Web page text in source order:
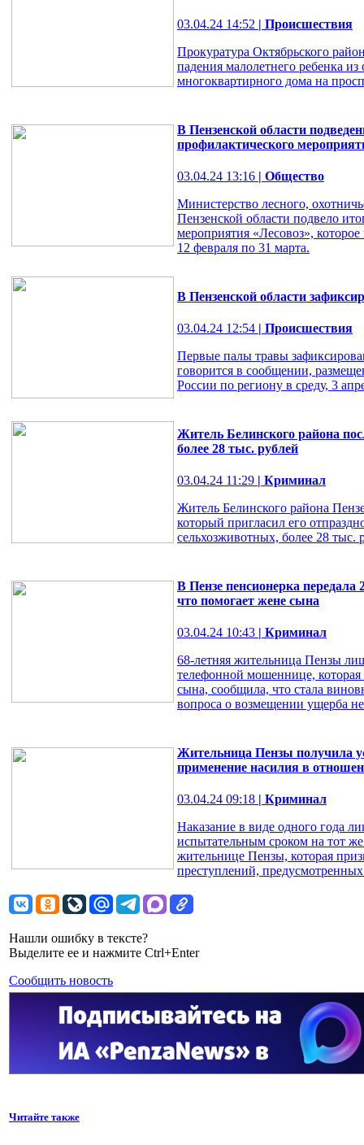
03.04.24 14:52 | Происшествия
Прокуратура Октябрьского
падения малолетнего ребенка из
многоквартирного дома на
В Пензенской области
профилактического
03.04.24 13:16 | Общество
Министерство лесного,
Пензенской области подвело
мероприятия «Лесовоз»,
12 февраля по 31 марта.
В Пензенской области
03.04.24 12:54 | Происшествия
Первые палы травы
говорится в сообщении,
России по региону в среду, 3
Житель Белинского района
более 28 тыс. рублей
03.04.24 11:29 | Криминал
Житель Белинского района
который пригласил его
сельхозживотных, более 28 тыс.
В Пензе пенсионерка передала
что помогает жене сына
03.04.24 10:43 | Криминал
68-летняя жительница Пензы
телефонной мошеннице,
сына, сообщила, что стала
вопроса о возмещении ущерба
Жительница Пензы получила
применение насилия в
03.04.24 09:18 | Криминал
Наказание в виде одного года
испытательным сроком на тот
жительнице Пензы, которая
преступлений,
Нашли ошибку в тексте?
Выделите ее и нажмите Ctrl+Enter
Сообщить новость
Читайте также